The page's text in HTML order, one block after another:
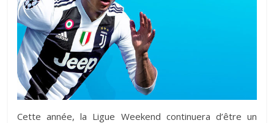
Cette année, la Ligue Weekend continuera d’être un